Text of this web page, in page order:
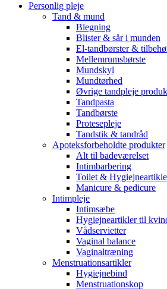
Personlig pleje
Tand & mund
Blegning
Blister & sår i munden
El-tandbørster &
Mellemrumsbørste
Mundskyl
Mundtørhed
Øvrige tandpleje
Tandpasta
Tandbørste
Protesepleje
Tandstik & tandråd
Apoteksforbeholdte produkter
Alt til badeværelset
Intimbarbering
Toilet &
Manicure & pedicure
Intimpleje
Intimsæbe
Hygiejneartikler til
Vådservietter
Vaginal balance
Vaginaltræning
Menstruationsartikler
Hygiejnebind
Menstruationskop